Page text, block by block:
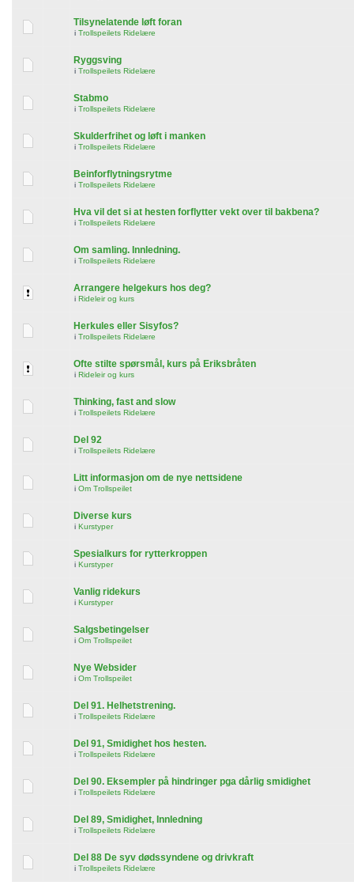
Tilsynelatende løft foran
i Trollspeilets Ridelære
Ryggsving
i Trollspeilets Ridelære
Stabmo
i Trollspeilets Ridelære
Skulderfrihet og løft i manken
i Trollspeilets Ridelære
Beinforflytningsrytme
i Trollspeilets Ridelære
Hva vil det si at hesten forflytter vekt over til bakbena?
i Trollspeilets Ridelære
Om samling. Innledning.
i Trollspeilets Ridelære
Arrangere helgekurs hos deg?
i Rideleir og kurs
Herkules eller Sisyfos?
i Trollspeilets Ridelære
Ofte stilte spørsmål, kurs på Eriksbråten
i Rideleir og kurs
Thinking, fast and slow
i Trollspeilets Ridelære
Del 92
i Trollspeilets Ridelære
Litt informasjon om de nye nettsidene
i Om Trollspeilet
Diverse kurs
i Kurstyper
Spesialkurs for rytterkroppen
i Kurstyper
Vanlig ridekurs
i Kurstyper
Salgsbetingelser
i Om Trollspeilet
Nye Websider
i Om Trollspeilet
Del 91. Helhetstrening.
i Trollspeilets Ridelære
Del 91, Smidighet hos hesten.
i Trollspeilets Ridelære
Del 90. Eksempler på hindringer pga dårlig smidighet
i Trollspeilets Ridelære
Del 89, Smidighet, Innledning
i Trollspeilets Ridelære
Del 88 De syv dødssyndene og drivkraft
i Trollspeilets Ridelære